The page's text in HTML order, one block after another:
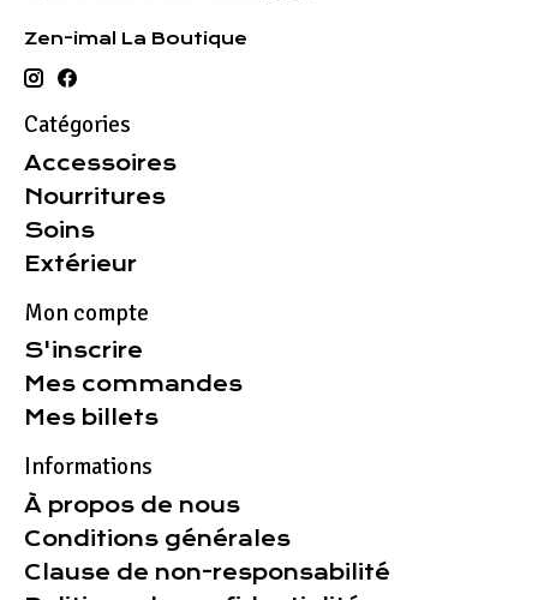
Zen-imal La Boutique
Catégories
Accessoires
Nourritures
Soins
Extérieur
Mon compte
S'inscrire
Mes commandes
Mes billets
Informations
À propos de nous
Conditions générales
Clause de non-responsabilité